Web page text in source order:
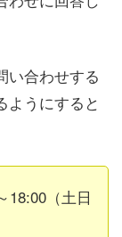
い合わせする
ようにすると
18:00（土日